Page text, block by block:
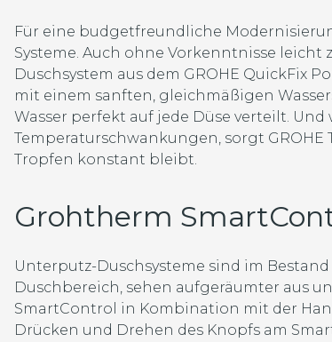
Für eine budgetfreundliche
Systeme. Auch ohne Vorkenntnisse leicht
Duschsystem aus dem GROHE QuickFix
mit einem sanften, gleichmäßigen
Wasser perfekt auf jede Düse verteilt.
Temperaturschwankungen, sorgt
Tropfen konstant bleibt.
Grohtherm
Unterputz-Duschsysteme sind im
Duschbereich, sehen aufgeräumter aus
SmartControl in Kombination mit der
Drücken und Drehen des Knopfs am